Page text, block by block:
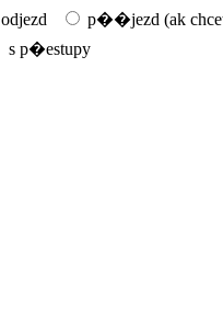
odjezd p��jezd (ak
s p�estupy